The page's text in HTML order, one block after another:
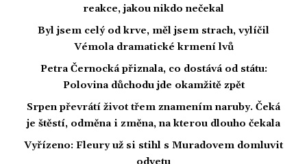
reakce, jakou nikdo nečekal
Byl jsem celý od krve, měl jsem strach, vylíčil
Vémola dramatické krmení lvů
Petra Černocká přiznala, co dostává od státu:
Polovina důchodu jde okamžitě zpět
Srpen převrátí život třem znamením naruby. Čeká
je štěstí, odměna i změna, na kterou dlouho čekala
Vyřízeno: Fleury už si stihl s Muradovem domluvit